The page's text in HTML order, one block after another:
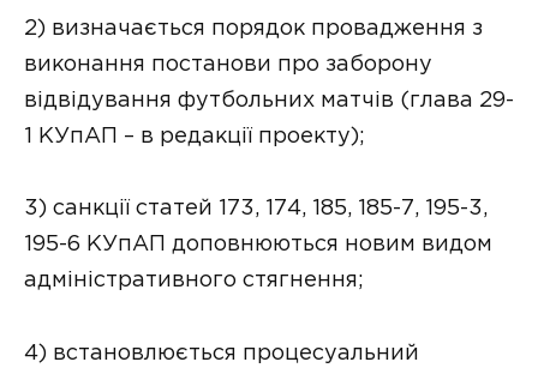
2) визначається порядок провадження з
виконання постанови про заборону
відвідування футбольних матчів (глава 29-
1 КУпАП – в редакції проекту);
3) санкції статей 173, 174, 185, 185-7, 195-3,
195-6 КУпАП доповнюються новим видом
адміністративного стягнення;
4) встановлюється процесуальний